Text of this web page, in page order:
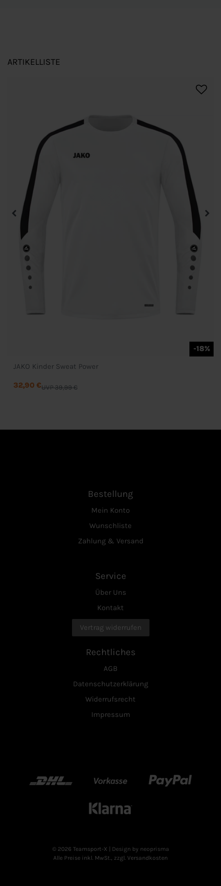
ARTIKELLISTE
-18%
JAKO Kinder Sweat Power
UVP 39,99 €
32,90 €
Bestellung
Mein Konto
Wunschliste
Zahlung & Versand
Service
Über Uns
Kontakt
Vertrag widerrufen
Rechtliches
AGB
Datenschutzerklärung
Widerrufsrecht
Impressum
DHL Vorkasse Paypal
Klarn
© 2026 Teamsport-X | Design by neoprisma
Alle Preise inkl. MwSt., zzgl. Versandkosten